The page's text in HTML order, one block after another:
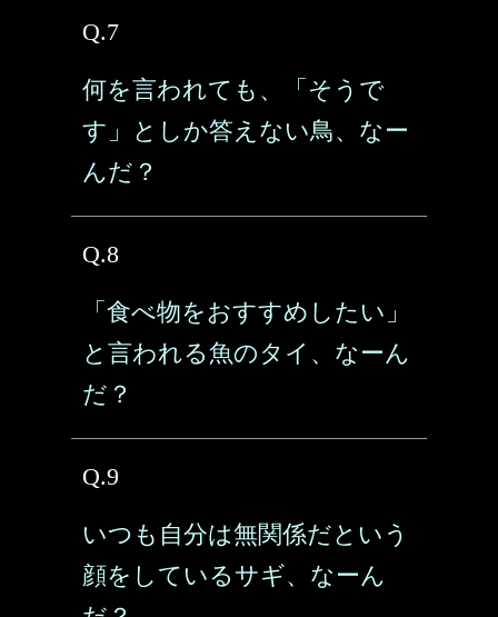
Q.7
何を言われても、「そうで
す」としか答えない鳥、なー
んだ？
Q.8
「食べ物をおすすめしたい」
と言われる魚のタイ、なーん
だ？
Q.9
いつも自分は無関係だという
顔をしているサギ、なーん